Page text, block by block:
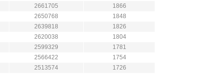
2661705
1866
2650768
1848
2639818
1826
2620038
1804
2599329
1781
2566422
1754
2513574
1726